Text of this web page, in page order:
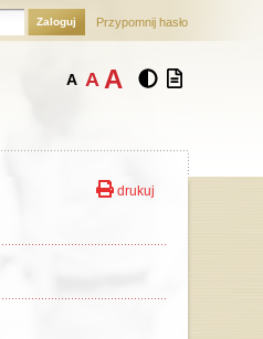
Zaloguj Przypomnij hasło
A A A
drukuj